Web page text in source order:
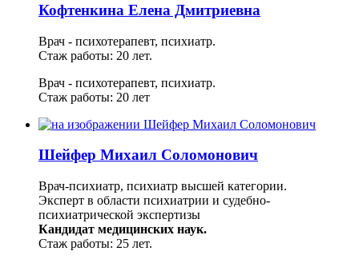
Кофтенкина Елена Дмитриевна
Врач - психотерапевт, психиатр.
Стаж работы: 20 лет.
Врач - психотерапевт, психиатр.
Стаж работы: 20 лет
Шейфер Михаил Соломонович
Врач-психиатр, психиатр высшей категории.
Эксперт в области психиатрии и судебно-
психиатрической экспертизы
Кандидат медицинских наук.
Стаж работы: 25 лет.